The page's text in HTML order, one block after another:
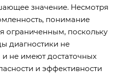
значение. Несмотря
понимание
ограниченным, поскольку
диагностики не
не имеют достаточных
и эффективности